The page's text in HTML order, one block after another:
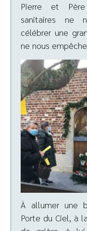
Pierre et Père
sanitaires ne
célébrer une
ne nous
À allumer une
Porte du Ciel, à